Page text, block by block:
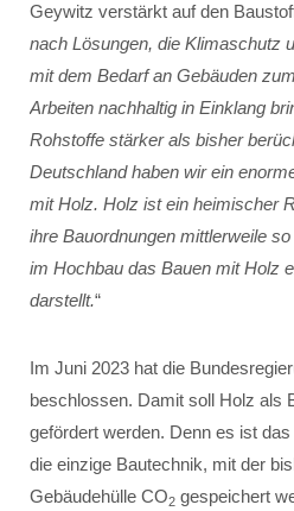
Geywitz verstärkt auf den
nach Lösungen, die Klimaschutz
mit dem Bedarf an Gebäuden
Arbeiten nachhaltig in Einklang
Rohstoffe stärker als bisher
Deutschland haben wir ein
mit Holz. Holz ist ein heimischer
ihre Bauordnungen mittlerweile
im Hochbau das Bauen mit Holz
darstellt.“
Im Juni 2023 hat die
beschlossen. Damit soll Holz als
gefördert werden. Denn es ist
die einzige Bautechnik, mit der
Gebäudehülle CO2 gespeichert